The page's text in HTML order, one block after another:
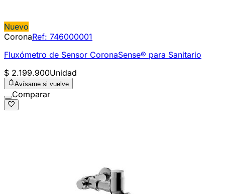
Nuevo
CoronaRef: 746000001
Fluxómetro de Sensor CoronaSense® para Sanitario
$ 2.199.900Unidad
Avísame si vuelve
Comparar